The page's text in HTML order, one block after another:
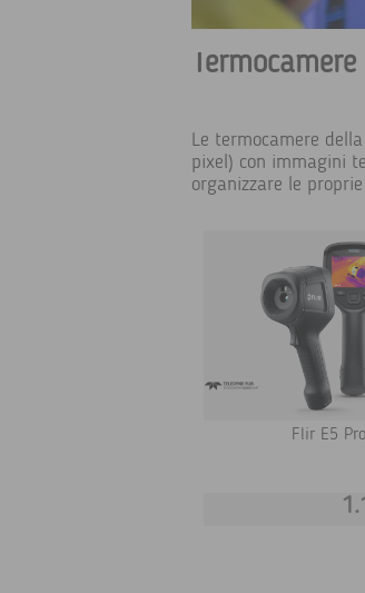
Le termocamere
pixel) con immagini
organizzare le
Flir E5 Pro